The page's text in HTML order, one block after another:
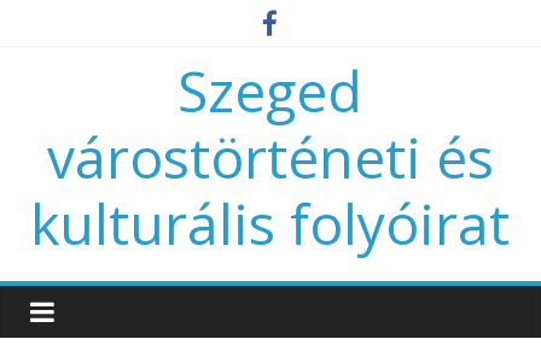
Szeged
várostörténeti és
kulturális folyóirat